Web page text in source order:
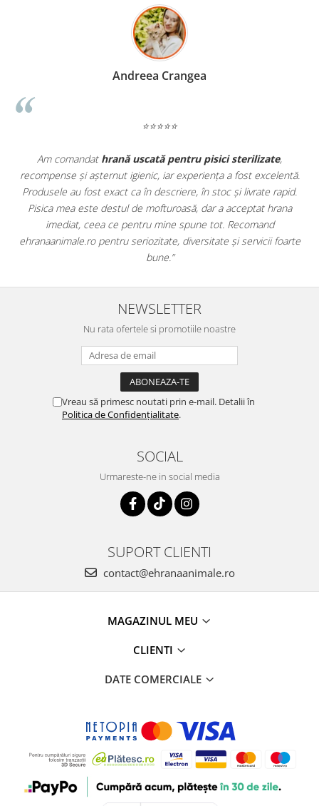
rapid.
foarte
Madalina Stancea
⭐⭐⭐⭐⭐
Apreciez foarte mult faptul că peehranaanimale.ro
doar hrană, ci și produse dinfarmacia veterinară
antiparazitare, suplimente și soluții de îngrijire. Este
comod să pot comanda tot ce am nevoie pentru animalul
dintr-un singur loc. Livrarea a fost rapidă, iar produsele au
originale și în termen. Magazin serios, bine organizat și
pentru orice stăpân de animale.
NEWSLETTER
Nu rata ofertele si promotiile noastre
Vreau să primesc noutati prin e-mail. Detalii în
Politica de Confidențialitate.
SOCIAL
Urmareste-ne in social media
SUPORT CLIENTI
contact@ehranaanimale.ro
MAGAZINUL MEU
CLIENTI
DATE COMERCIALE